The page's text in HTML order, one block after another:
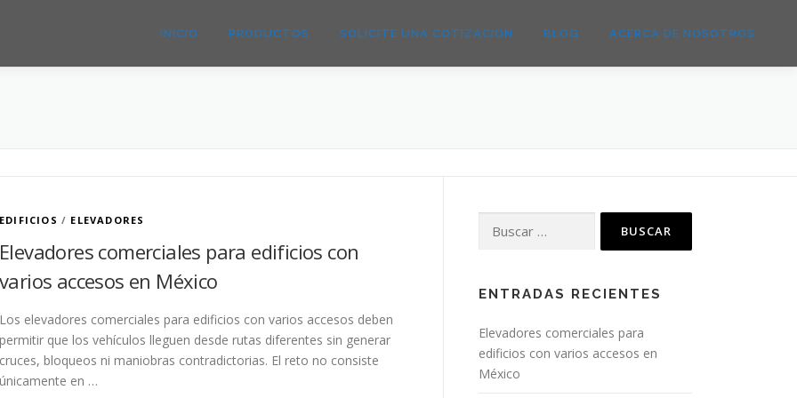
INICIO PRODUCTOS SOLICITE UNA COTIZACIÓN BLOG ACERCA DE NOSOTROS
EDIFICIOS / ELEVADORES
Elevadores comerciales para edificios con
varios accesos en México
Los elevadores comerciales para edificios con varios accesos deben
permitir que los vehículos lleguen desde rutas diferentes sin generar
cruces, bloqueos ni maniobras contradictorias. El reto no consiste
únicamente en …
ENTRADAS RECIENTES
Elevadores comerciales para
edificios con varios accesos en
México